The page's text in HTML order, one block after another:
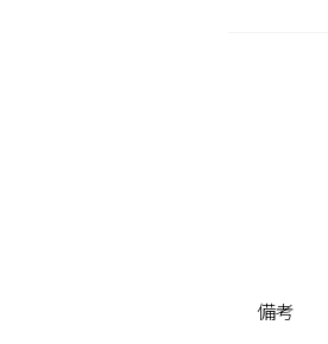
備考